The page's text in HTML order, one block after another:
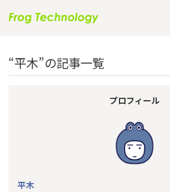
“平木”の記事一覧
プロフィール
平木